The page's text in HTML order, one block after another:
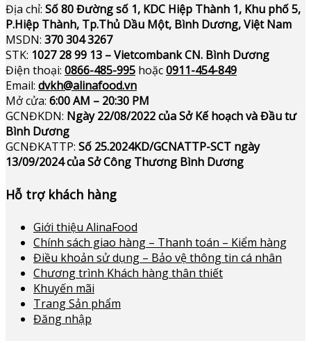
Địa chỉ: Số 80 Đường số 1, KDC Hiệp Thành 1, Khu phố 5,
P.Hiệp Thành, Tp.Thủ Dầu Một, Bình Dương, Việt Nam
MSDN: 370 304 3267
STK: 1027 28 99 13 – Vietcombank CN. Bình Dương
Điện thoại: 0866-485-995 hoặc0911-454-849
Email: dvkh@alinafood.vn
Mở cửa: 6:00 AM – 20:30 PM
GCNĐKDN: Ngày 22/08/2022 của Sở Kế hoạch và Đầu tư
Bình Dương
GCNĐKATTP: Số 25.2024KD/GCNATTP-SCT ngày
13/09/2024 của Sở Công Thương Bình Dương
Hỗ trợ khách hàng
Giới thiệu AlinaFood
Chính sách giao hàng – Thanh toán – Kiểm hàng
Điều khoản sử dụng – Bảo vệ thông tin cá nhân
Chương trình Khách hàng thân thiết
Khuyến mãi
Trang Sản phẩm
Đăng nhập